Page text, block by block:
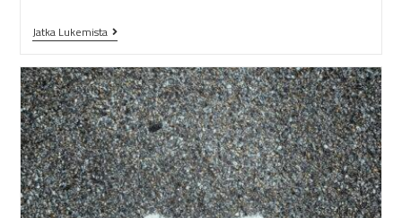
Jatka Lukemista